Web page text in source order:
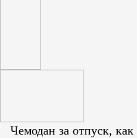
Чемодан за отпуск,